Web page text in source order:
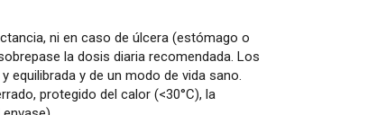
ni en caso de úlcera (estómago o
la dosis diaria recomendada. Los
equilibrada y de un modo de vida sano.
protegido del calor (<30°C), la